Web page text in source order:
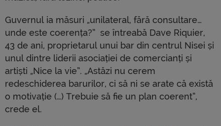
Guvernul ia măsuri „unilateral, fără consultare…
unde este coerența?” se întreabă Dave Riquier,
43 de ani, proprietarul unui bar din centrul Nisei și
unul dintre liderii asociației de comercianți și
artiști „Nice la vie”. „Astăzi nu cerem
redeschiderea barurilor, ci să ni se arate că există
o motivație (…) Trebuie să fie un plan coerent”,
crede el.